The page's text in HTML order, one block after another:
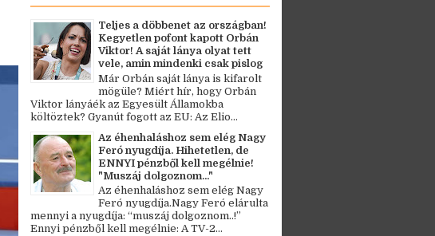
Teljes a döbbenet az országban!
Kegyetlen pofont kapott Orbán
Viktor! A saját lánya olyat tett
vele, amin mindenki csak pislog
Már Orbán saját lánya is kifarolt
mögüle? Miért hír, hogy Orbán
Viktor lányáék az Egyesült Államokba
költöztek? Gyanút fogott az EU: Az Elio...
Az éhenhaláshoz sem elég Nagy
Feró nyugdíja. Hihetetlen, de
ENNYI pénzből kell megélnie!
"Muszáj dolgoznom..."
Az éhenhaláshoz sem elég Nagy
Feró nyugdíja.Nagy Feró elárulta
mennyi a nyugdíja: “muszáj dolgoznom..!”
Ennyi pénzből kell megélnie: A TV-2...